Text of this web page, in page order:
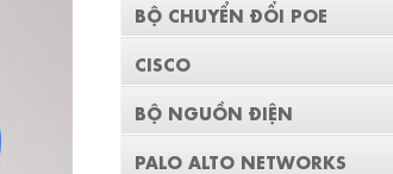
BỘ CHUYỂN ĐỔI POE
CISCO
BỘ NGUỒN ĐIỆN
PALO ALTO NETWORKS